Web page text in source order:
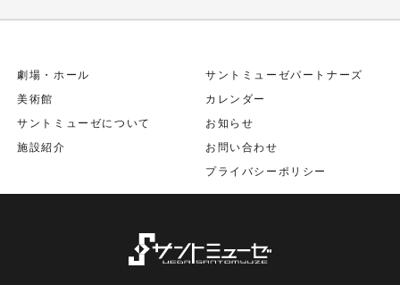
劇場・ホール
美術館
サントミューゼについて
施設紹介
サントミューゼパートナーズ
カレンダー
お知らせ
お問い合わせ
プライバシーポリシー